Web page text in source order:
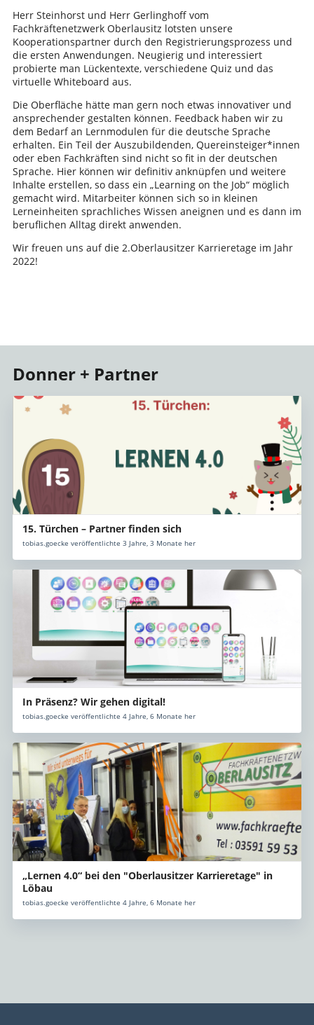
Herr Steinhorst und Herr Gerlinghoff vom
Fachkräftenetzwerk Oberlausitz lotsten unsere
Kooperationspartner durch den Registrierungsprozess und
die ersten Anwendungen. Neugierig und interessiert
probierte man Lückentexte, verschiedene Quiz und das
virtuelle Whiteboard aus.
Die Oberfläche hätte man gern noch etwas innovativer und
ansprechender gestalten können. Feedback haben wir zu
dem Bedarf an Lernmodulen für die deutsche Sprache
erhalten. Ein Teil der Auszubildenden, Quereinsteiger*innen
oder eben Fachkräften sind nicht so fit in der deutschen
Sprache. Hier können wir definitiv anknüpfen und weitere
Inhalte erstellen, so dass ein „Learning on the Job“ möglich
gemacht wird. Mitarbeiter können sich so in kleinen
Lerneinheiten sprachliches Wissen aneignen und es dann im
beruflichen Alltag direkt anwenden.
Wir freuen uns auf die 2.Oberlausitzer Karrieretage im Jahr
2022!
Donner + Partner
15. Türchen – Partner finden sich
tobias.goecke veröffentlichte 3 Jahre, 3 Monate her
In Präsenz? Wir gehen digital!
tobias.goecke veröffentlichte 4 Jahre, 6 Monate her
„Lernen 4.0“ bei den "Oberlausitzer Karrieretage" in
Löbau
tobias.goecke veröffentlichte 4 Jahre, 6 Monate her